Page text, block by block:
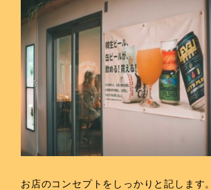
お店のコンセプトをしっかりと記します。